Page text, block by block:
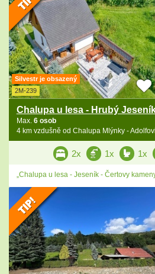
Silvestr je obsazený
2M-239
Chalupa u lesa - Hrubý
Max. 6 osob
4 km vzdušně od Chalupa Mlýnky -
2x 1x 1x
„Chalupa u lesa - Jeseník - Čertovy